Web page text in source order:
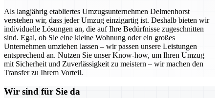
Als langjährig etabliertes Umzugsunternehmen Delmenhorst
verstehen wir, dass jeder Umzug einzigartig ist. Deshalb bieten wir
individuelle Lösungen an, die auf Ihre Bedürfnisse zugeschnitten
sind. Egal, ob Sie eine kleine Wohnung oder ein großes
Unternehmen umziehen lassen – wir passen unsere Leistungen
entsprechend an. Nutzen Sie unser Know-how, um Ihren Umzug
mit Sicherheit und Zuverlässigkeit zu meistern – wir machen den
Transfer zu Ihrem Vorteil.
Wir sind für Sie da